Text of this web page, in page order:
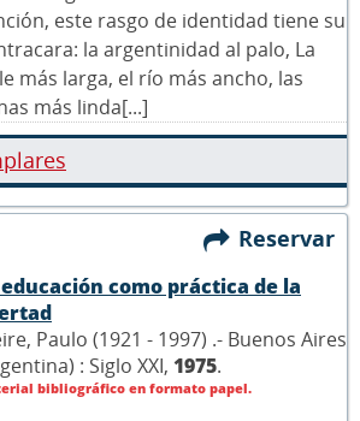
este rasgo de identidad tiene su
la argentinidad al palo, La
más larga, el río más ancho, las
más linda[...]
Reservar
educación como práctica de la
Paulo (1921 - 1997) .- Buenos Aires
: Siglo XXI, 1975.
bibliográfico en formato papel.